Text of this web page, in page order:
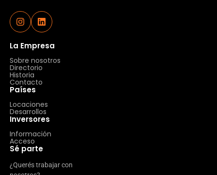
La Empresa
Sobre nosotros
Directorio
Historia
Contacto
Países
Locaciones
Desarrollos
Inversores
Información
Acceso
Sé parte
¿Querés trabajar con